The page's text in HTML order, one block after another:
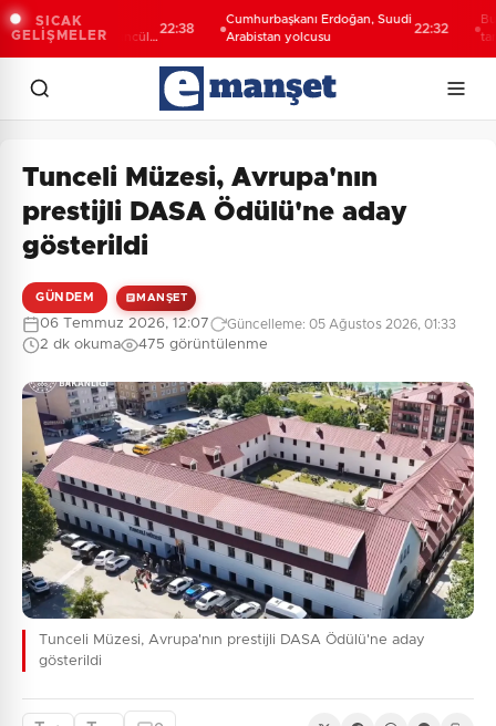
SICAK
GELİŞMELER
Şahin Biba:
bütüncül
Cumhurbaşkanı Erdoğan, Suudi
Arabistan yolcusu
22:32
Tunceli Müzesi, Avrupa'nın
prestijli DASA Ödülü'ne aday
gösterildi
GÜNDEM MANŞET
06 Temmuz 2026, 12:07 Güncelleme: 05 Ağustos 2026, 01:33
2 dk okuma 475 görüntülenme
Tunceli Müzesi, Avrupa'nın prestijli DASA Ödülü'ne aday
gösterildi